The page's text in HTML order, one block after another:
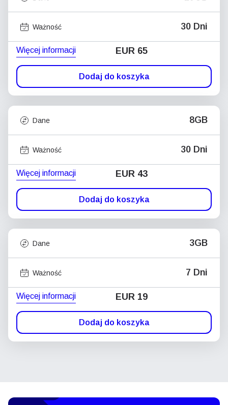
Ważność 30 Dni
Więcej informacji EUR 65
Dodaj do koszyka
Dane 8GB
Ważność 30 Dni
Więcej informacji EUR 43
Dodaj do koszyka
Dane 3GB
Ważność 7 Dni
Więcej informacji EUR 19
Dodaj do koszyka